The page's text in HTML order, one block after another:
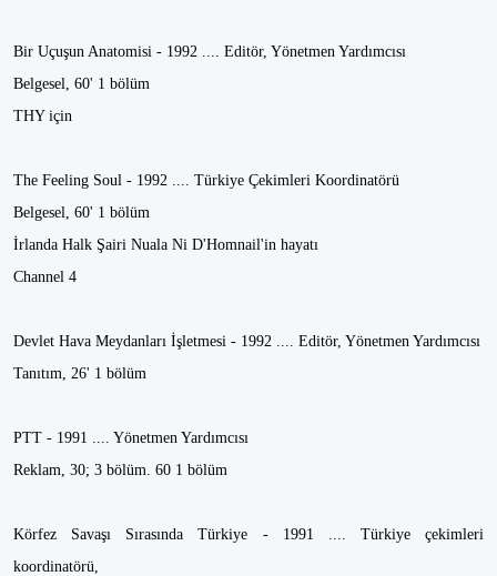
Bir Uçuşun Anatomisi - 1992 .... Editör, Yönetmen Yardımcısı
Belgesel, 60' 1 bölüm
THY için
The Feeling Soul - 1992 .... Türkiye Çekimleri Koordinatörü
Belgesel, 60' 1 bölüm
İrlanda Halk Şairi Nuala Ni D'Homnail'in hayatı
Channel 4
Devlet Hava Meydanları İşletmesi - 1992 .... Editör, Yönetmen Yardımcısı
Tanıtım, 26' 1 bölüm
PTT - 1991 .... Yönetmen Yardımcısı
Reklam, 30; 3 bölüm. 60 1 bölüm
Körfez Savaşı Sırasında Türkiye - 1991 .... Türkiye çekimleri
koordinatörü,